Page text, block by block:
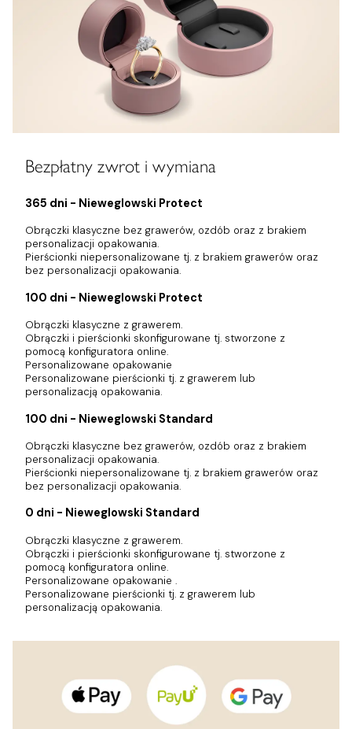
Bezpłatny zwrot i wymiana
365 dni - Nieweglowski Protect
Obrączki klasyczne bez grawerów, ozdób oraz z brakiem
personalizacji opakowania.
Pierścionki niepersonalizowane tj. z brakiem grawerów oraz
bez personalizacji opakowania.
100 dni - Nieweglowski Protect
Obrączki klasyczne z grawerem.
Obrączki i pierścionki skonfigurowane tj. stworzone z
pomocą konfiguratora online.
Personalizowane opakowanie
Personalizowane pierścionki tj. z grawerem lub
personalizacją opakowania.
100 dni - Nieweglowski Standard
Obrączki klasyczne bez grawerów, ozdób oraz z brakiem
personalizacji opakowania.
Pierścionki niepersonalizowane tj. z brakiem grawerów oraz
bez personalizacji opakowania.
0 dni - Nieweglowski Standard
Obrączki klasyczne z grawerem.
Obrączki i pierścionki skonfigurowane tj. stworzone z
pomocą konfiguratora online.
Personalizowane opakowanie .
Personalizowane pierścionki tj. z grawerem lub
personalizacją opakowania.